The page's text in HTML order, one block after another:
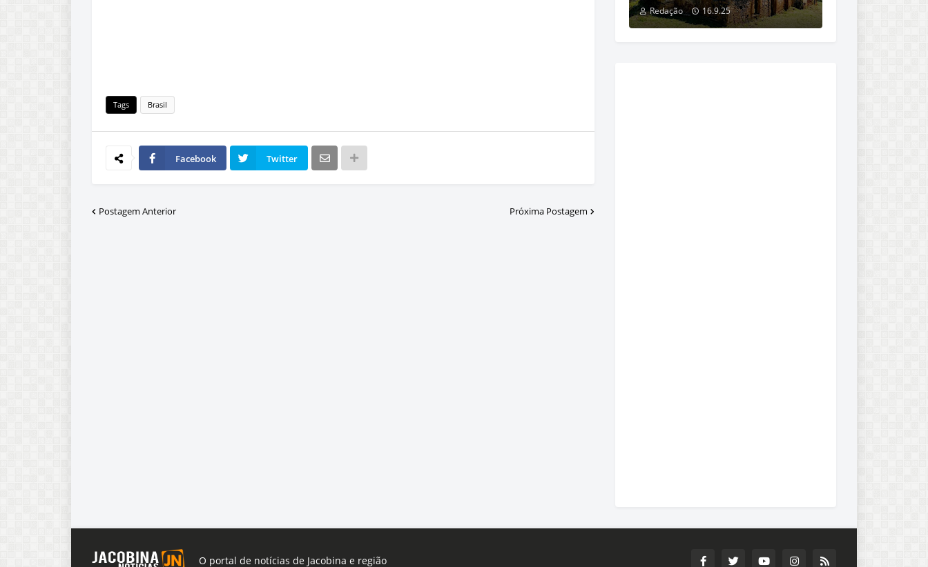
Tags Brasil
Facebook Twitter
Postagem Anterior Próxima Postagem
Redação 16.9.25
O portal de notícias de Jacobina e região